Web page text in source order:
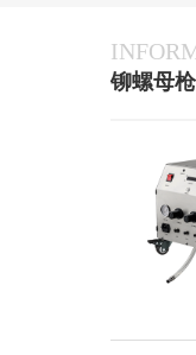
铆螺母
铆螺母
气动拉
铆螺母
自动铆
拉铆螺
禅瑞自